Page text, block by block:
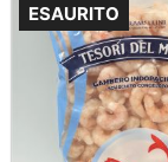
ESAURITO